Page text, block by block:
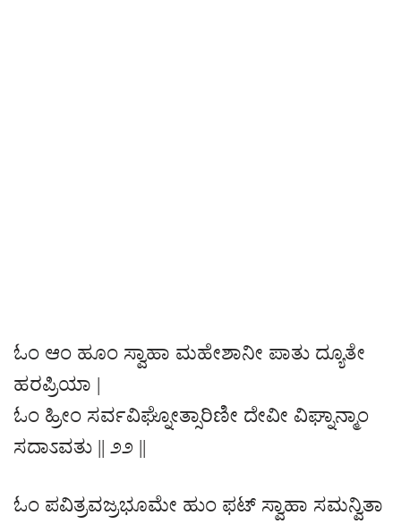
ಓಂ ಆಂ ಹೂಂ ಸ್ವಾಹಾ ಮಹೇಶಾನೀ ಪಾತು ದ್ಯೂತೇ
ಹರಪ್ರಿಯಾ |
ಓಂ ಹ್ರೀಂ ಸರ್ವವಿಘ್ನೋತ್ಸಾರಿಣೀ ದೇವೀ ವಿಘ್ನಾನ್ಮಾಂ
ಸದಾಽವತು || ೨೨ ||
ಓಂ ಪವಿತ್ರವಜ್ರಭೂಮೇ ಹುಂ ಫಟ್ ಸ್ವಾಹಾ ಸಮನ್ವಿತಾ